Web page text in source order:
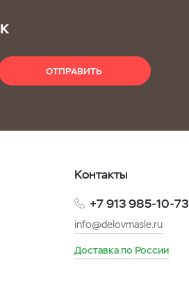
ОТПРАВИТЬ
Контакты
+7 913 985-10-73
info@delovmasle.ru
Доставка по России